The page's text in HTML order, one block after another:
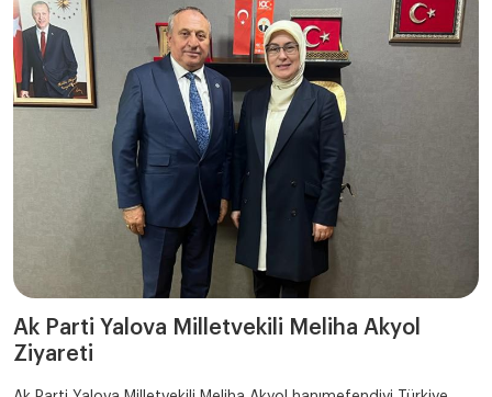
Ak Parti Yalova Milletvekili Meliha Akyol
Ziyareti